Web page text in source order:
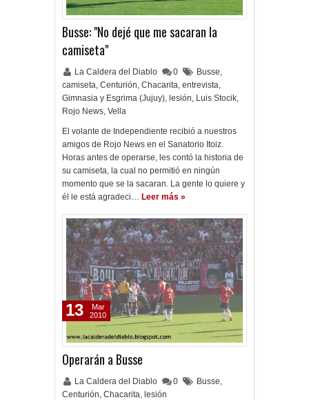
Busse: "No dejé que me sacaran la
camiseta"
La Caldera del Diablo 0 Busse,
camiseta, Centurión, Chacarita, entrevista,
Gimnasia y Esgrima (Jujuy), lesión, Luis Stocik,
Rojo News, Vella
El volante de Independiente recibió a nuestros
amigos de Rojo News en el Sanatorio Itoiz.
Horas antes de operarse, les contó la historia de
su camiseta, la cual no permitió en ningún
momento que se la sacaran. La gente lo quiere y
él le está agradeci… Leer más »
Operarán a Busse
La Caldera del Diablo 0 Busse,
Centurión, Chacarita, lesión
13
Mar
2010